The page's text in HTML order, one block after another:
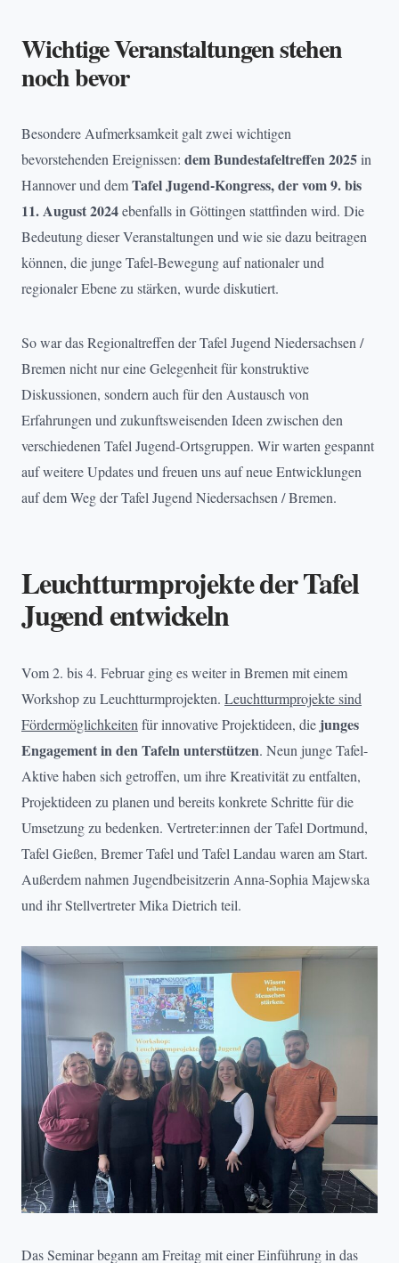
Wichtige Veranstaltungen stehen
noch bevor
Besondere Aufmerksamkeit galt zwei wichtigen
bevorstehenden Ereignissen: dem Bundestafeltreffen 2025in
Hannover und demTafel Jugend-Kongress, der vom 9. bis
11. August 2024ebenfalls in Göttingen stattfinden wird. Die
Bedeutung dieser Veranstaltungen und wie sie dazu beitragen
können, die junge Tafel-Bewegung auf nationaler und
regionaler Ebene zu stärken, wurde diskutiert.
So war das Regionaltreffen der Tafel Jugend Niedersachsen /
Bremen nicht nur eine Gelegenheit für konstruktive
Diskussionen, sondern auch für den Austausch von
Erfahrungen und zukunftsweisenden Ideen zwischen den
verschiedenen Tafel Jugend-Ortsgruppen. Wir warten gespannt
auf weitere Updates und freuen uns auf neue Entwicklungen
auf dem Weg der Tafel Jugend Niedersachsen / Bremen.
Leuchtturmprojekte der Tafel
Jugend entwickeln
Vom 2. bis 4. Februar ging es weiter in Bremen mit einem
Workshop zu Leuchtturmprojekten. Leuchtturmprojekte sind
Fördermöglichkeiten für innovative Projektideen, die junges
Engagement in den Tafeln unterstützen. Neun junge Tafel-
Aktive haben sich getroffen, um ihre Kreativität zu entfalten,
Projektideen zu planen und bereits konkrete Schritte für die
Umsetzung zu bedenken. Vertreter:innen der Tafel Dortmund,
Tafel Gießen, Bremer Tafel und Tafel Landau waren am Start.
Außerdem nahmen Jugendbeisitzerin Anna-Sophia Majewska
und ihr Stellvertreter Mika Dietrich teil.
Das Seminar begann am Freitag mit einer Einführung in das